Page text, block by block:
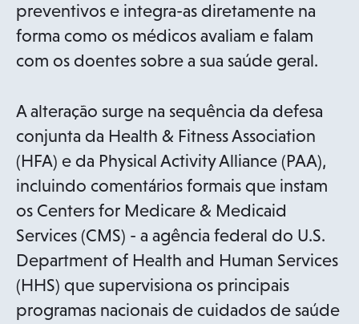
preventivos e integra-as diretamente na
forma como os médicos avaliam e falam
com os doentes sobre a sua saúde geral.
A alteração surge na sequência da defesa
conjunta da Health & Fitness Association
(HFA) e da Physical Activity Alliance (PAA),
incluindo comentários formais que instam
os Centers for Medicare & Medicaid
Services (CMS) - a agência federal do U.S.
Department of Health and Human Services
(HHS) que supervisiona os principais
programas nacionais de cuidados de saúde